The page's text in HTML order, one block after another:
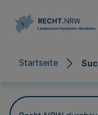
Startseite